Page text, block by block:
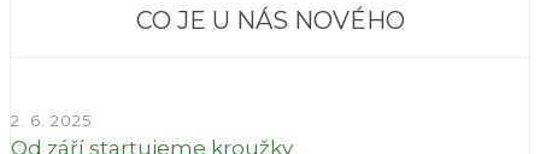
CO JE U NÁS NOVÉHO
2. 6. 2025
Od září startujeme kroužky